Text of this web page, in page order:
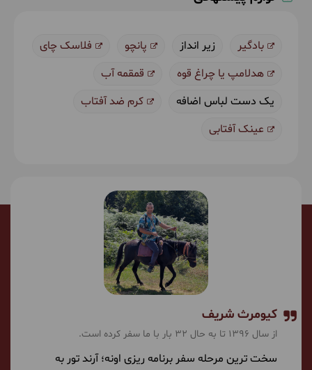
بادگیر زیر انداز پانچو
فلاسک چای
هدلامپ یا چراغ قوه
قمقمه آب
یک دست لباس اضافه
کرم ضد آفتاب
عینک آفتابی
کیومرث شریف
از سال 1396 تا به حال 32 بار با ما سفر کرده است.
سخت ترین مرحله سفر برنامه ریزی اونه؛ آرند تور به